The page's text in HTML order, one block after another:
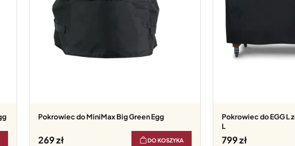
Pokrowiec do MiniMax Big Green Egg
269 DO KOSZYKA
Pokrowiec do EGG L ze stołem Big Green Egg
L
799